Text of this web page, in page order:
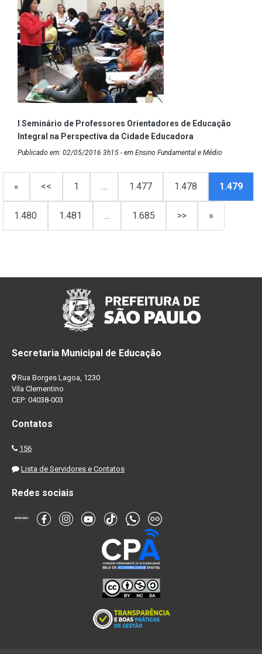
I Seminário de Professores Orientadores de Educação
Integral na Perspectiva da Cidade Educadora
Publicado em: 02/05/2016 3h15 - em Ensino Fundamental e Médio
« << 1 … 1.477 1.478 1.479
1.480 1.481 … 1.685 >> »
Secretaria Municipal de Educação
Rua Borges Lagoa, 1230
Vila Clementino
CEP: 04038-003
Contatos
156
Lista de Servidores e Contatos
Redes sociais